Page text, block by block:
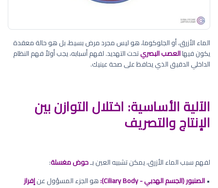
الماء الأزرق، أو الجلوكوما، هو ليس مجرد مرض بسيط، بل هو حالة معقدة
يكون فيهاالعصب البصريتحت التهديد. لفهم أسبابه، يجب أولاً فهم النظام
الداخلي الدقيق الذي يحافظ على صحة عينيك.
الآلية الأساسية: اختلال التوازن بين
الإنتاج والتصريف
لفهم سبب الماء الأزرق، يمكن تشبيه العين بـحوض مغسلة:
•الصنبور (الجسم الهدبي - Ciliary Body): هو الجزء المسؤول عنإفراز